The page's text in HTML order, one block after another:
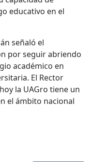
educativo en el
señaló el
por seguir abriendo
académico en
El Rector
la UAGro tiene un
el ámbito nacional